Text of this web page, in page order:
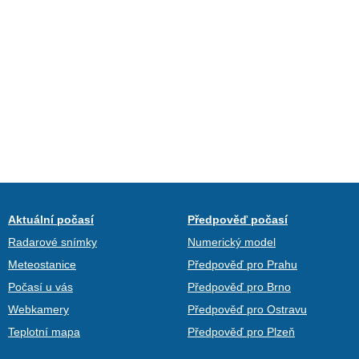
Aktuální počasí
Radarové snímky
Meteostanice
Počasí u vás
Webkamery
Teplotní mapa
Předpověď počasí
Numerický model
Předpověď pro Prahu
Předpověď pro Brno
Předpověď pro Ostravu
Předpověď pro Plzeň